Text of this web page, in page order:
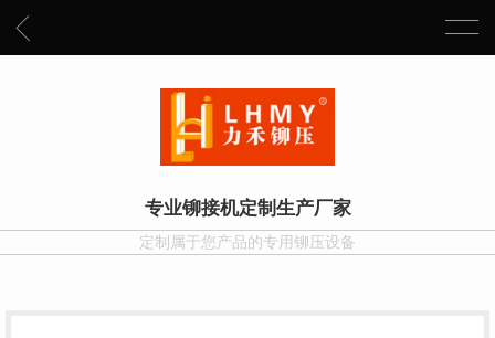
专业铆接机定制生产厂家
定制属于您产品的专用铆压设备